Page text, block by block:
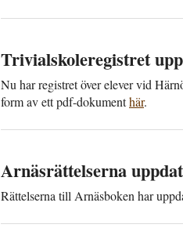
Trivial­skole­registret
Nu har registret över elever vid
form av ett pdf-dokumenthär.
Arnäsrättelserna
Rättelserna till Arnäsboken har